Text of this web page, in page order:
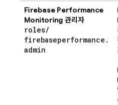
Firebase Performance
Monitoring 관리자
roles/
firebaseperformance .
admin